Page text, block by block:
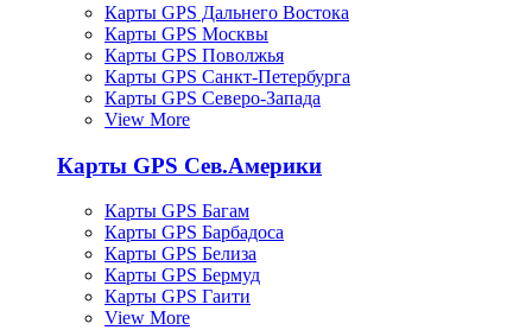
Карты GPS Дальнего Востока
Карты GPS Москвы
Карты GPS Поволжья
Карты GPS Санкт-Петербурга
Карты GPS Северо-Запада
View More
Карты GPS Сев.Америки
Карты GPS Багам
Карты GPS Барбадоса
Карты GPS Белиза
Карты GPS Бермуд
Карты GPS Гаити
View More